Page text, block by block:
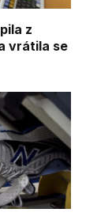
z
vrátila se